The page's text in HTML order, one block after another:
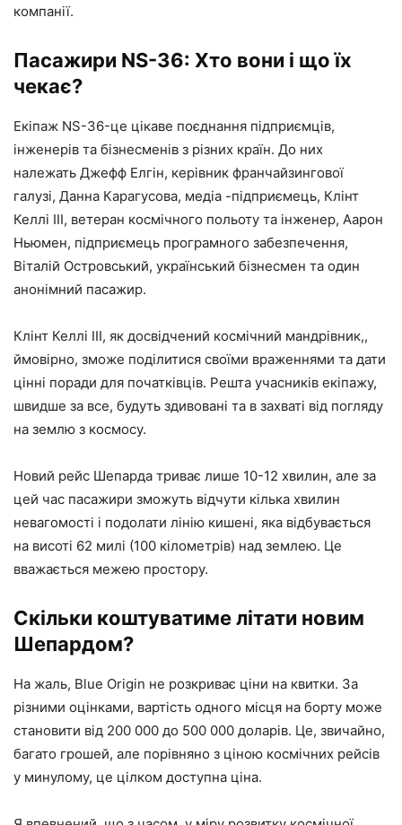
компанії.
Пасажири NS-36: Хто вони і що їх
чекає?
Екіпаж NS-36-це цікаве поєднання підприємців,
інженерів та бізнесменів з різних країн. До них
належать Джефф Елгін, керівник франчайзингової
галузі, Данна Карагусова, медіа -підприємець, Клінт
Келлі III, ветеран космічного польоту та інженер, Аарон
Ньюмен, підприємець програмного забезпечення,
Віталій Островський, український бізнесмен та один
анонімний пасажир.
Клінт Келлі III, як досвідчений космічний мандрівник,,
ймовірно, зможе поділитися своїми враженнями та дати
цінні поради для початківців. Решта учасників екіпажу,
швидше за все, будуть здивовані та в захваті від погляду
на землю з космосу.
Новий рейс Шепарда триває лише 10-12 хвилин, але за
цей час пасажири зможуть відчути кілька хвилин
невагомості і подолати лінію кишені, яка відбувається
на висоті 62 милі (100 кілометрів) над землею. Це
вважається межею простору.
Скільки коштуватиме літати новим
Шепардом?
На жаль, Blue Origin не розкриває ціни на квитки. За
різними оцінками, вартість одного місця на борту може
становити від 200 000 до 500 000 доларів. Це, звичайно,
багато грошей, але порівняно з ціною космічних рейсів
у минулому, це цілком доступна ціна.